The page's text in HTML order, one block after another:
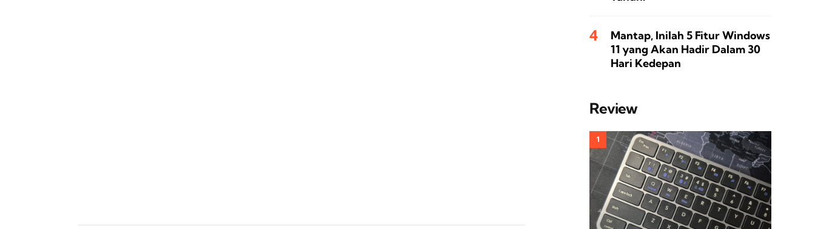
Mantap, Inilah 5 Fitur Windows
11 yang Akan Hadir Dalam 30
Hari Kedepan
Review